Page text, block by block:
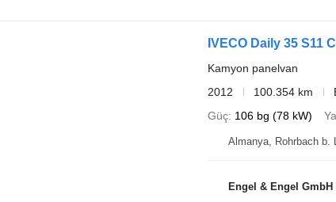
IVECO Daily 35 S11
Kamyon panelvan
2012
100.354 km
Güç 106 bg (78 kW)
Almanya, Rohrbach b.
Engel & Engel GmbH